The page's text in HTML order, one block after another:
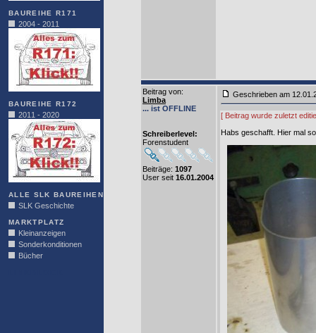
BAUREIHE R171
2004 - 2011
BAUREIHE R172
2011 - 2020
ALLE SLK BAUREIHEN
SLK Geschichte
MARKTPLATZ
Kleinanzeigen
Sonderkonditionen
Bücher
Beitrag von:
Limba
... ist OFFLINE
Schreiberlevel:
Forenstudent
Beiträge: 1097
User seit 16.01.2004
Geschrieben am
[ Beitrag wurde zuletzt
Habs geschafft. Hier mal